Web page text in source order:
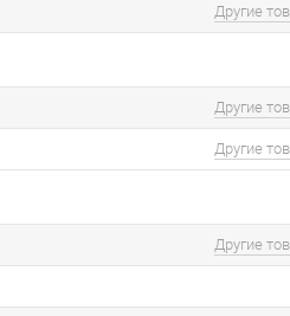
Другие
Другие
Другие
Другие